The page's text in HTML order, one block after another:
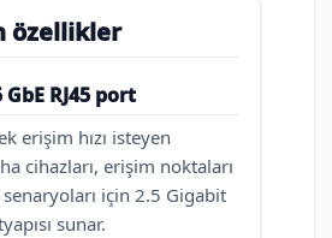
özellikler
RJ45 port
erişim hızı isteyen
cihazları, erişim noktaları
senaryoları için 2.5 Gigabit
sunar.